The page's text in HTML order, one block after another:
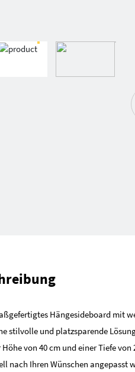
Hängesideboard mit
stilvolle und platzsparende
von 40 cm und einer Tiefe von
nach Ihren Wünschen angepasst